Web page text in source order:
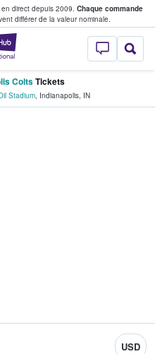
direct depuis 2009. Chaque commande
différer de la valeur nominale.
StubHub - Où
des billets
ColtsTickets
Stadium, Indianapolis, IN
USD